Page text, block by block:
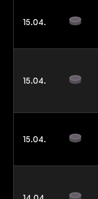
15.04.
15.04.
15.04.